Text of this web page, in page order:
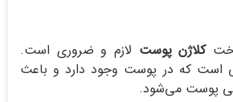
کلاژن پوست لازم و ضروری است.
است که در پوست وجود دارد و باعث
پوست می‌شود.